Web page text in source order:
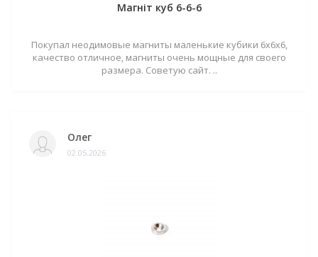
Магніт куб 6-6-6
Покупал неодимовые магниты маленькие кубики 6х6х6,
качество отличное, магниты очень мощные для своего
размера. Советую сайт. ..
Олег
02.05.2026